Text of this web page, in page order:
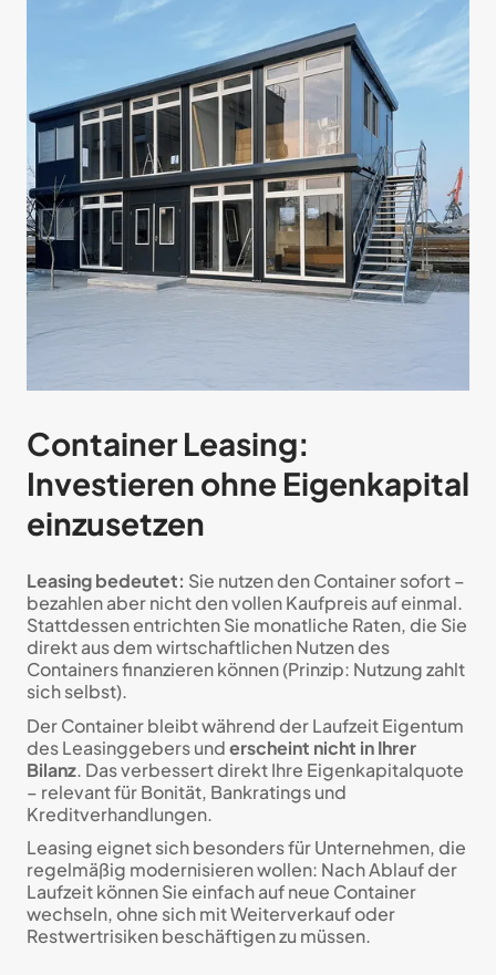
Container Leasing:
Investieren ohne Eigenkapital
einzusetzen
Leasing bedeutet: Sie nutzen den Container sofort –
bezahlen aber nicht den vollen Kaufpreis auf einmal.
Stattdessen entrichten Sie monatliche Raten, die Sie
direkt aus dem wirtschaftlichen Nutzen des
Containers finanzieren können (Prinzip: Nutzung zahlt
sich selbst).
Der Container bleibt während der Laufzeit Eigentum
des Leasinggebers underscheint nicht in Ihrer
Bilanz. Das verbessert direkt Ihre Eigenkapitalquote
– relevant für Bonität, Bankratings und
Kreditverhandlungen.
Leasing eignet sich besonders für Unternehmen, die
regelmäßig modernisieren wollen: Nach Ablauf der
Laufzeit können Sie einfach auf neue Container
wechseln, ohne sich mit Weiterverkauf oder
Restwertrisiken beschäftigen zu müssen.